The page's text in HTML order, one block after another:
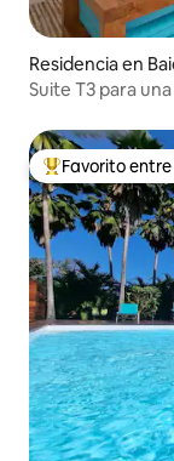
Residencia en
Suite T3 para
De los mejores
Favorito